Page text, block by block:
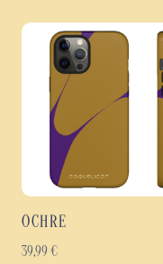
OCHRE
39,99 €